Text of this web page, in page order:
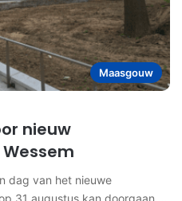
Maasgouw
nieuw
dag van het nieuwe
31 augustus kan doorgaan.…